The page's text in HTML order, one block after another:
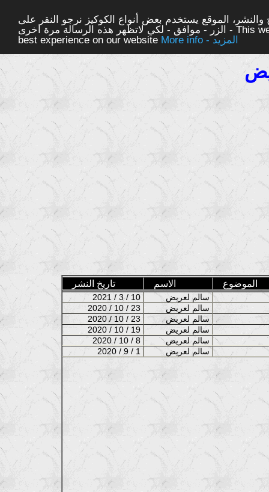
الموقع يستخدم بعض أنواع الكوكيز نرجو النقر على
الزر - موافق - لكي لاتظهر هذه الرسالة مرة اخرى - This website uses cookies to ensure you get the
best experience on our website
More info - المزيد
تاريخ النشر الاسم الموضوع
2021 / 3 / 10
2020 / 10 / 23
2020 / 10 / 23
2020 / 10 / 19
2020 / 10 / 8
2020 / 9 / 1